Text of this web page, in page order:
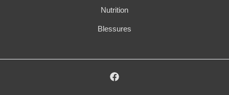
Nutrition
Blessures